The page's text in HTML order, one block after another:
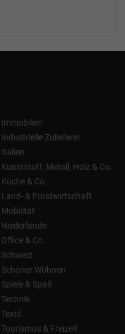
Immobilien
Industrielle Zulieferer
Italien
Kunststoff, Metall, Holz & Co.
Küche & Co.
Land- & Forstwirtschaft
Mobilität
Niederlande
Office & Co.
Schweiz
Schöner Wohnen
Spiele & Spaß
Technik
Textil
Tourismus & Freizeit